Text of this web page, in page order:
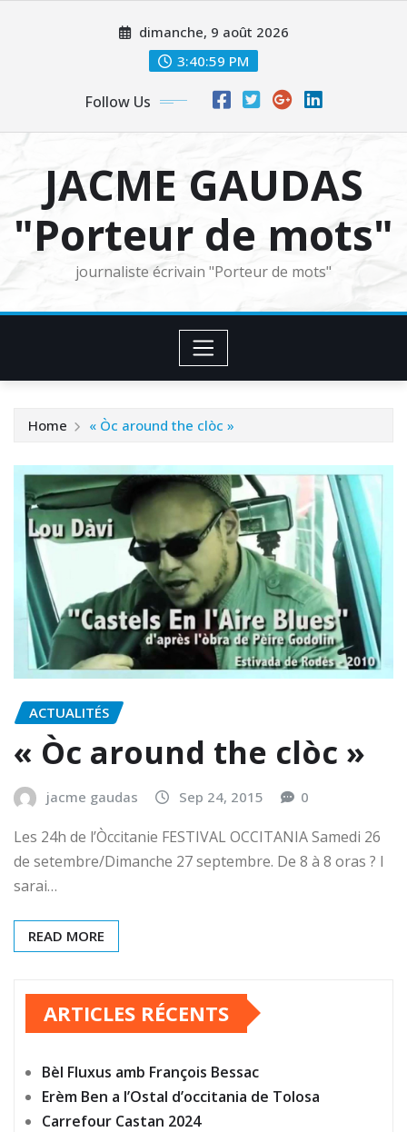
dimanche, 9 août 2026
3:41:00 PM
Follow Us
JACME GAUDAS
"Porteur de mots"
journaliste écrivain "Porteur de mots"
Home « Òc around the clòc »
ACTUALITÉS
« Òc around the clòc »
jacme gaudas Sep 24, 2015 0
Les 24h de l’Òccitanie FESTIVAL OCCITANIA Samedi 26
de setembre/Dimanche 27 septembre. De 8 à 8 oras ? I
sarai…
READ MORE
ARTICLES RÉCENTS
Bèl Fluxus amb François Bessac
Erèm Ben a l’Ostal d’occitania de Tolosa
Carrefour Castan 2024